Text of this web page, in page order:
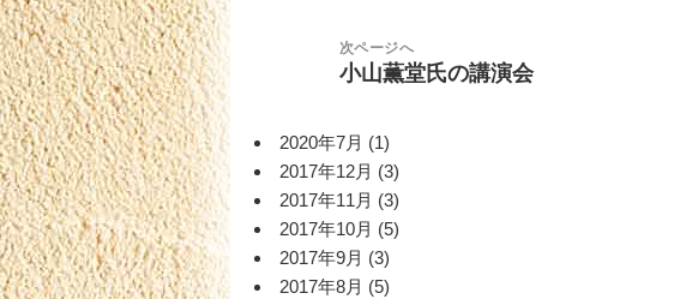
次ページへ
次
稿:
小山薫堂氏の講演会
2020年7月 (1)
2017年12月 (3)
2017年11月 (3)
2017年10月 (5)
2017年9月 (3)
2017年8月 (5)